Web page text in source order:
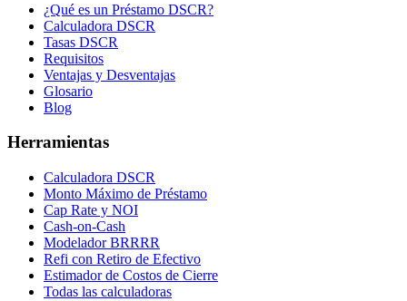
¿Qué es un Préstamo DSCR?
Calculadora DSCR
Tasas DSCR
Requisitos
Ventajas y Desventajas
Glosario
Blog
Herramientas
Calculadora DSCR
Monto Máximo de Préstamo
Cap Rate y NOI
Cash-on-Cash
Modelador BRRRR
Refi con Retiro de Efectivo
Estimador de Costos de Cierre
Todas las calculadoras